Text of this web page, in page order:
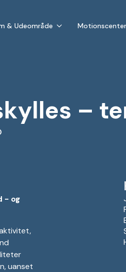
& Udeområde Motionscenter
–
- og
uanset